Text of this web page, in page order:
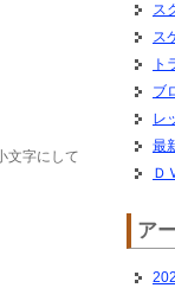
文字にして
ス
ス
ト
ブ
レ
最
Ｄ
ア